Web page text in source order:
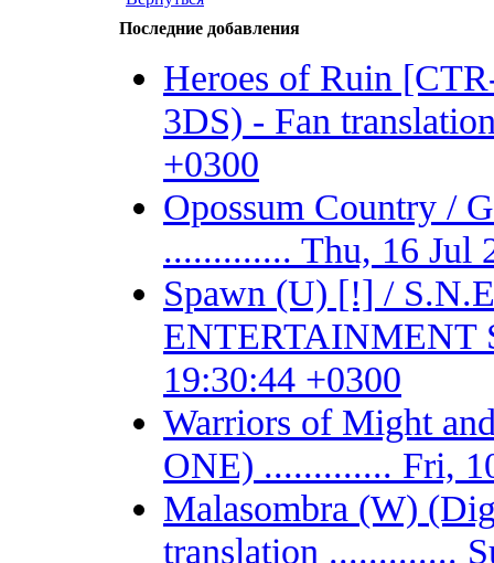
Последние добавления
Heroes of Ruin
3DS) - Fan
+0300
Opossum Country /
............. Thu, 16 Jul
Spawn (U) [!] /
ENTERTAINMENT
19:30:44 +0300
Warriors of Might
ONE) ............. Fri,
Malasombra (W)
translation .............